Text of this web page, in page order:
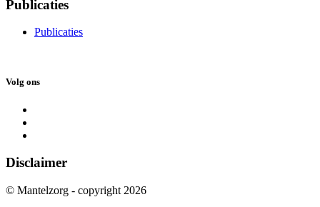
Publicaties
Publicaties
Volg ons
Disclaimer
© Mantelzorg - copyright 2026